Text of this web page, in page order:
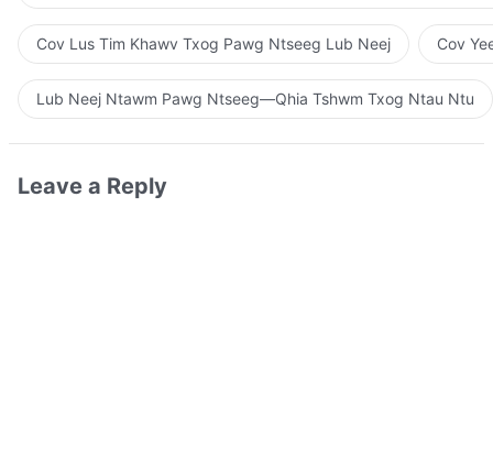
Cov Lus Tim Khawv Txog Pawg Ntseeg Lub Neej Cov
Lub Neej Ntawm Pawg Ntseeg—Qhia Tshwm Txog Ntau Ntu
Leave a Reply